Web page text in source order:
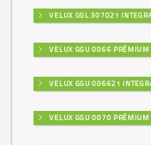
VELUX GGL 307021
VELUX GGU 0066 PRÉMIUM
VELUX GGU 006621
VELUX GGU 0070 PRÉMIUM